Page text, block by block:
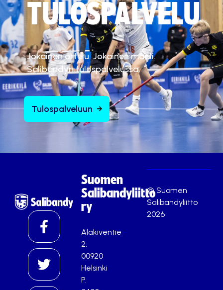
TULOSPALVELU
Jokainen ottelu. Jokainen maali.
Salibandyn tulospalvelussa.
Tulospalveluun
Suomen
Salibandyliitto
ry
Alakiventie
2,
00920
Helsinki
P.
© Suomen
Salibandyliitto
2026